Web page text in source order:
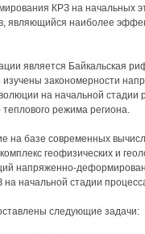
КРЗ на начальных
являющийся наиболее
является Байкальская
изучены закономерности
на начальной стадии
режима региона.
на базе современных
геофизических и
напряженно-
начальной стадии
следующие задачи: